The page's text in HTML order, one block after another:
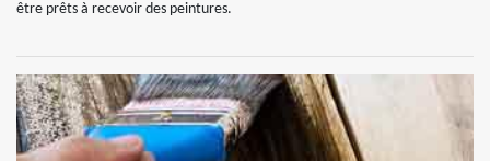
être prêts à recevoir des peintures.